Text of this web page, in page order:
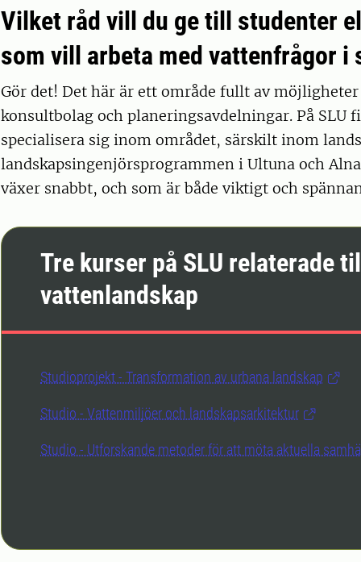
Vilket råd vill du ge till studenter
som vill arbeta med vattenfrågor i
Gör det! Det här är ett område fullt av
konsultbolag och planeringsavdelningar. På SLU
specialisera sig inom området, särskilt inom
landskapsingenjörsprogrammen i Ultuna och
växer snabbt, och som är både viktigt och
Tre kurser på SLU relaterade
vattenlandskap
Studioprojekt - Transformation av urbana landskap
Studio - Vattenmiljöer och landskapsarkitektur
Studio - Utforskande metoder för att möta aktuella